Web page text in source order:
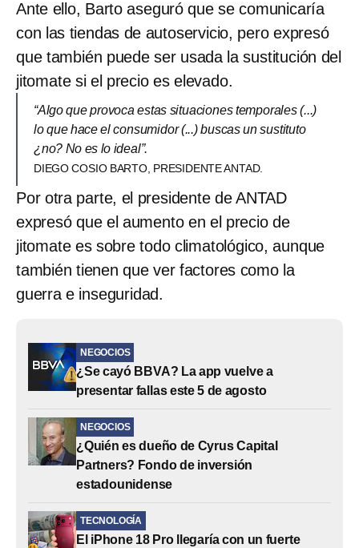
Ante ello, Barto aseguró que se comunicaría
con las tiendas de autoservicio, pero expresó
que también puede ser usada la sustitución del
jitomate si el precio es elevado.
“Algo que provoca estas situaciones temporales (...)
lo que hace el consumidor (...) buscas un sustituto
¿no? No es lo ideal”.
DIEGO COSIO BARTO, PRESIDENTE ANTAD.
Por otra parte, el presidente de ANTAD
expresó que el aumento en el precio de
jitomate es sobre todo climatológico, aunque
también tienen que ver factores como la
guerra e inseguridad.
NEGOCIOS
¿Se cayó BBVA? La app vuelve a
presentar fallas este 5 de agosto
NEGOCIOS
¿Quién es dueño de Cyrus Capital
Partners? Fondo de inversión
estadounidense
TECNOLOGÍA
El iPhone 18 Pro llegaría con un fuerte